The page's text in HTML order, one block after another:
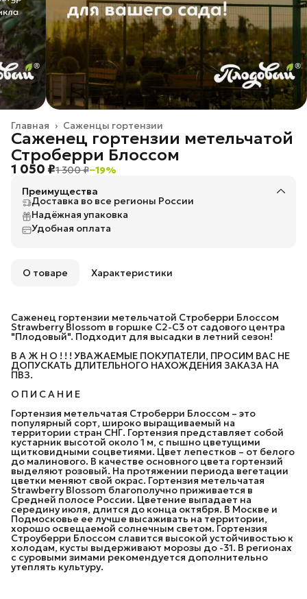
Саженцы гортензии
Главная ›
Саженец гортензии метельчатой
Строберри Блоссом
1 050 ₽1 300 ₽−19%
Преимущества
Доставка во все регионы России
Надёжная упаковка
Удобная оплата
О товаре Характеристики
Саженец гортензии метельчатой Строберри Блоссом
Strawberry Blossom в горшке С2-С3 от садового центра
"Плодовый". Подходит для высадки в летний сезон!
В А Ж Н О ! ! ! УВАЖАЕМЫЕ ПОКУПАТЕЛИ, ПРОСИМ ВАС НЕ
ДОПУСКАТЬ ДЛИТЕЛЬНОГО НАХОЖДЕНИЯ ЗАКАЗА НА
ПВЗ.
О П И С А Н И Е
Гортензия метельчатая Строберри Блоссом – это
популярный сорт, широко выращиваемый на
территории стран СНГ. Гортензия представляет собой
кустарник высотой около 1 м, с пышно цветущими
щитковидными соцветиями. Цвет лепестков – от белого
до малинового. В качестве основного цвета гортензий
выделяют розовый. На протяжении периода вегетации
цветки меняют свой окрас. Гортензия метельчатая
Strawberry Blossom благополучно приживается в
Средней полосе России. Цветение выпадает на
середину июля, длится до конца октября. В Москве и
Подмосковье ее лучше высаживать на территории,
хорошо освещаемой солнечным светом. Гортензия
Строуберри Блоссом славится высокой устойчивостью к
холодам, кусты выдерживают морозы до -31. В регионах
с суровыми зимами рекомендуется дополнительно
утеплять культуру.